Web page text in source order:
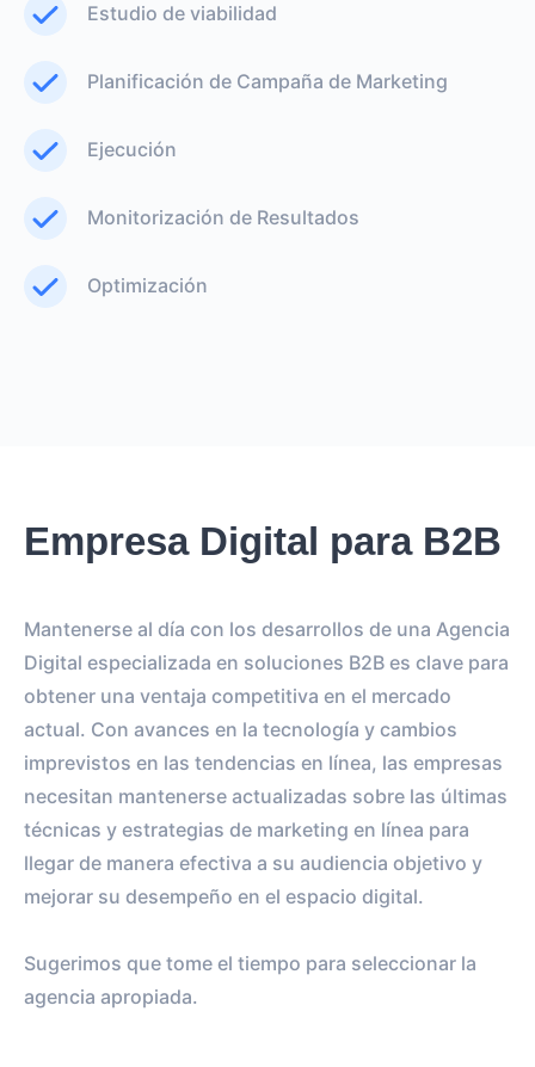
Estudio de viabilidad
Planificación de Campaña de Marketing
Ejecución
Monitorización de Resultados
Optimización
Empresa Digital para B2B
Mantenerse al día con los desarrollos de una Agencia
Digital especializada en soluciones B2B es clave para
obtener una ventaja competitiva en el mercado
actual. Con avances en la tecnología y cambios
imprevistos en las tendencias en línea, las empresas
necesitan mantenerse actualizadas sobre las últimas
técnicas y estrategias de marketing en línea para
llegar de manera efectiva a su audiencia objetivo y
mejorar su desempeño en el espacio digital.
Sugerimos que tome el tiempo para seleccionar la
agencia apropiada.